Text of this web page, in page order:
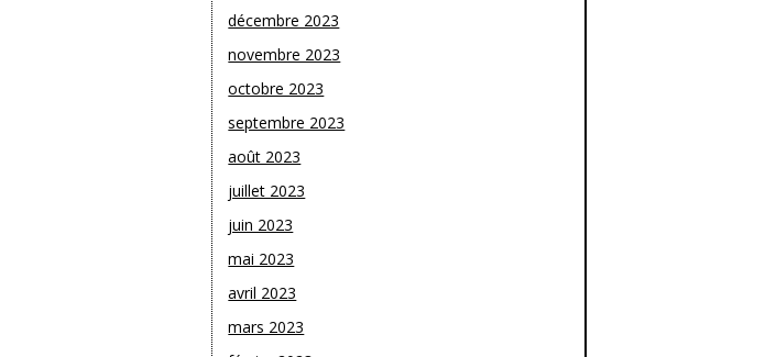
décembre 2023
novembre 2023
octobre 2023
septembre 2023
août 2023
juillet 2023
juin 2023
mai 2023
avril 2023
mars 2023